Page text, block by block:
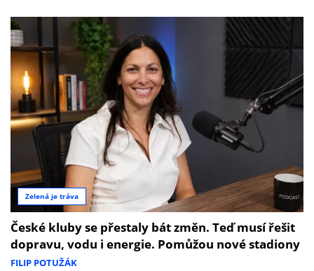
Zelená je tráva
České kluby se přestaly bát změn. Teď musí řešit
dopravu, vodu i energie. Pomůžou nové stadiony
FILIP POTUŽÁK